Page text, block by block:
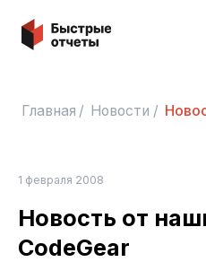
Быстрые отчеты
Главная / Новости /
1 февраля 2008
Новость от
CodeGear